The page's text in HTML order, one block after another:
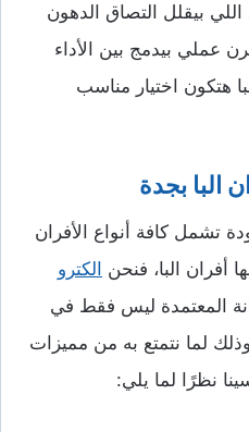
بيقلل التصاق الدهون
عملي بيدمج بين الأداء
هتكون اختيار مناسب
البا بجدة
تشمل كافة أنواع الأفران
أفران البا، فنحن الكترو
المعتمدة ليس فقط في
لما نتمتع به من مميزات
نظرًا لما يلي: